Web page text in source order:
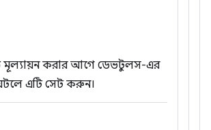
মূল্যায়ন করার আগে ডেভটুলস-এর
এটি সেট করুন।